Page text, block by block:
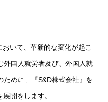
いて、革新的な変化が起こ
外国人就労者及び、外国人就
ために、『S&D株式会社』を
開をします。